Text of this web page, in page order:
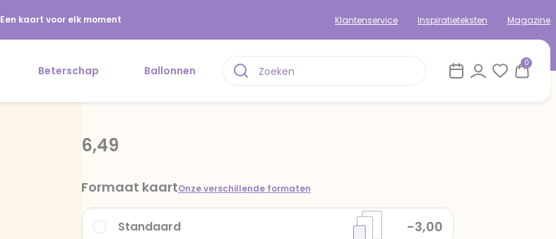
Een kaart voor elk moment Klantenservice Inspiratieteksten Magazine
Beterschap Ballonnen
0
6,49
Formaat kaartOnze verschillende formaten
Standaard -3,00